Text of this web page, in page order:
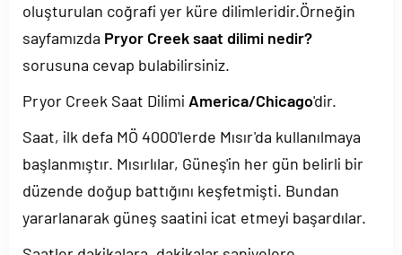
oluşturulan coğrafi yer küre dilimleridir.Örneğin
sayfamızda Pryor Creek saat dilimi nedir?
sorusuna cevap bulabilirsiniz.
Pryor Creek Saat Dilimi America/Chicago'dir.
Saat, ilk defa MÖ 4000'lerde Mısır'da kullanılmaya
başlanmıştır. Mısırlılar, Güneş'in her gün belirli bir
düzende doğup battığını keşfetmişti. Bundan
yararlanarak güneş saatini icat etmeyi başardılar.